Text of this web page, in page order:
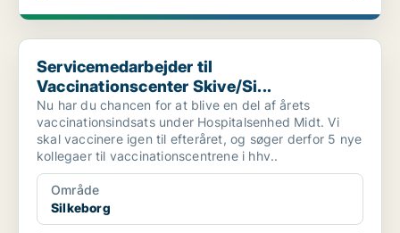
Servicemedarbejder til Vaccinationscenter Skive/Si...
Servicemedarbejder til
Vaccinationscenter Skive/Si...
Nu har du chancen for at blive en del af årets
vaccinationsindsats under Hospitalsenhed Midt. Vi
skal vaccinere igen til efteråret, og søger derfor 5 nye
kollegaer til vaccinationscentrene i hhv..
Område
Silkeborg